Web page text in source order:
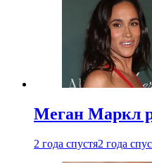
Меган Маркл
2 года спустя2 года